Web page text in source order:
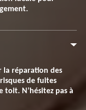
la réparation des
de fuites
toit. N’hésitez pas à